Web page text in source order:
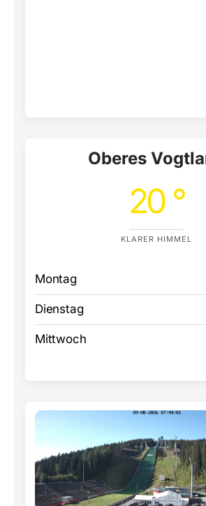
Oberes
20 °
KLARER HIMMEL
Montag
Dienstag
Mittwoch